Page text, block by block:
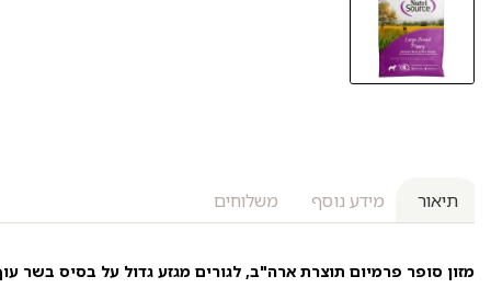
תיאור מידע נוסף משלוחים
מזון סופר פרמיום תוצרת ארה"ב, לגורים מגזע גדול על בסיס בשר